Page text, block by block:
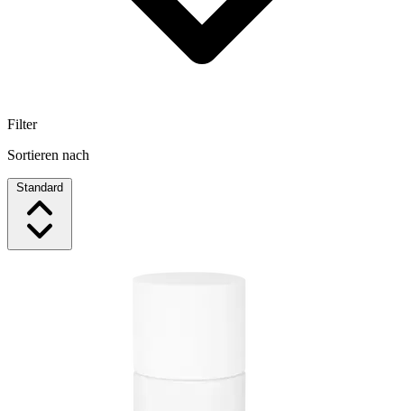
Filter
Sortieren nach
Standard